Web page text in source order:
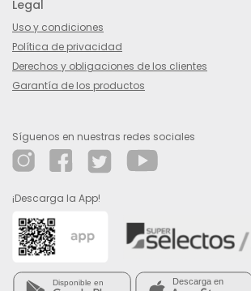
Legal
Uso y condiciones
Política de privacidad
Derechos y obligaciones de los clientes
Garantía de los productos
Síguenos en nuestras redes sociales
¡Descarga la App!